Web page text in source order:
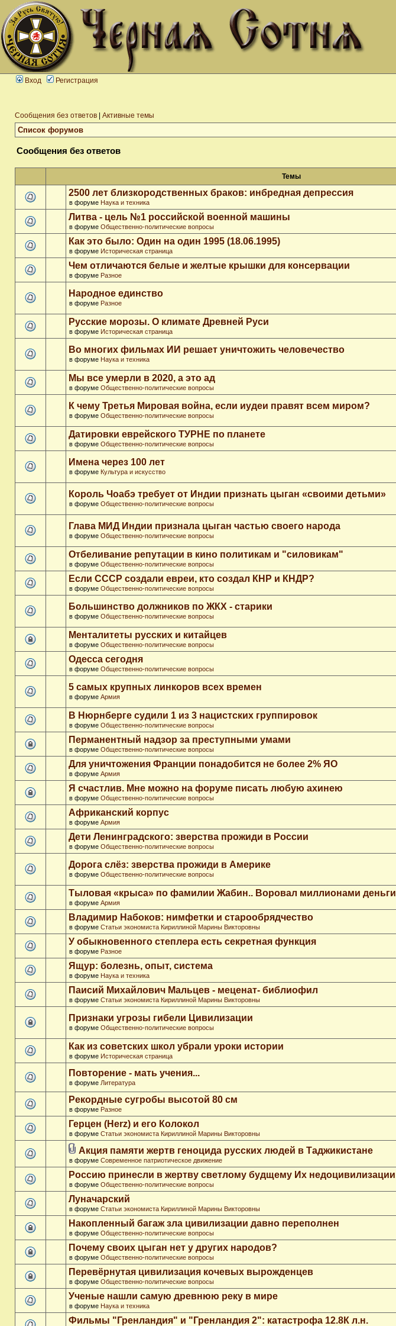
Вход Регистрация
Сообщения без ответов Активные темы
Список форумов
Сообщения без ответов
Темы
2500 лет близкородственных браков: инбредная депрессия
в форуме Наука и техника
Литва - цель №1 российской военной машины
в форуме Общественно-политические вопросы
Как это было: Один на один 1995 (18.06.1995)
в форуме Историческая страница
Чем отличаются белые и желтые крышки для консервации
в форуме Разное
Народное единство
в форуме Разное
Русские морозы. О климате Древней Руси
в форуме Историческая страница
Во многих фильмах ИИ решает уничтожить человечество
в форуме Наука и техника
Мы все умерли в 2020, а это ад
в форуме Общественно-политические вопросы
К чему Третья Мировая война, если иудеи правят всем миром?
в форуме Общественно-политические вопросы
Датировки еврейского ТУРНЕ по планете
в форуме Общественно-политические вопросы
Имена через 100 лет
в форуме Культура и искусство
Король Чоабэ требует от Индии признать цыган «своими детьми»
в форуме Общественно-политические вопросы
Глава МИД Индии признала цыган частью своего народа
в форуме Общественно-политические вопросы
Отбеливание репутации в кино политикам и "силовикам"
в форуме Общественно-политические вопросы
Если СССР создали евреи, кто создал КНР и КНДР?
в форуме Общественно-политические вопросы
Большинство должников по ЖКХ - старики
в форуме Общественно-политические вопросы
Менталитеты русских и китайцев
в форуме Общественно-политические вопросы
Одесса сегодня
в форуме Общественно-политические вопросы
5 самых крупных линкоров всех времен
в форуме Армия
В Нюрнберге судили 1 из 3 нацистских группировок
в форуме Общественно-политические вопросы
Перманентный надзор за преступными умами
в форуме Общественно-политические вопросы
Для уничтожения Франции понадобится не более 2% ЯО
в форуме Армия
Я счастлив. Мне можно на форуме писать любую ахинею
в форуме Общественно-политические вопросы
Африканский корпус
в форуме Армия
Дети Ленинградского: зверства прожиди в России
в форуме Общественно-политические вопросы
Дорога слёз: зверства прожиди в Америке
в форуме Общественно-политические вопросы
Тыловая «крыса» по фамилии Жабин.. Воровал миллионами деньги
в форуме Армия
Владимир Набоков: нимфетки и старообрядчество
в форуме Статьи экономиста Кириллиной Марины Викторовны
У обыкновенного степлера есть секретная функция
в форуме Разное
Ящур: болезнь, опыт, система
в форуме Наука и техника
Паисий Михайлович Мальцев - меценат- библиофил
в форуме Статьи экономиста Кириллиной Марины Викторовны
Признаки угрозы гибели Цивилизации
в форуме Общественно-политические вопросы
Как из советских школ убрали уроки истории
в форуме Историческая страница
Повторение - мать учения...
в форуме Литература
Рекордные сугробы высотой 80 см
в форуме Разное
Герцен (Herz) и его Колокол
в форуме Статьи экономиста Кириллиной Марины Викторовны
Акция памяти жертв геноцида русских людей в Таджикистане
в форуме Современное патриотическое движение
Россию принесли в жертву светлому будщему Их недоцивилизации
в форуме Общественно-политические вопросы
Луначарский
в форуме Статьи экономиста Кириллиной Марины Викторовны
Накопленный багаж зла цивилизации давно переполнен
в форуме Общественно-политические вопросы
Почему своих цыган нет у других народов?
в форуме Общественно-политические вопросы
Перевёрнутая цивилизация кочевых вырожденцев
в форуме Общественно-политические вопросы
Ученые нашли самую древнюю реку в мире
в форуме Наука и техника
Фильмы "Гренландия" и "Гренландия 2": катастрофа 12.8К л.н.